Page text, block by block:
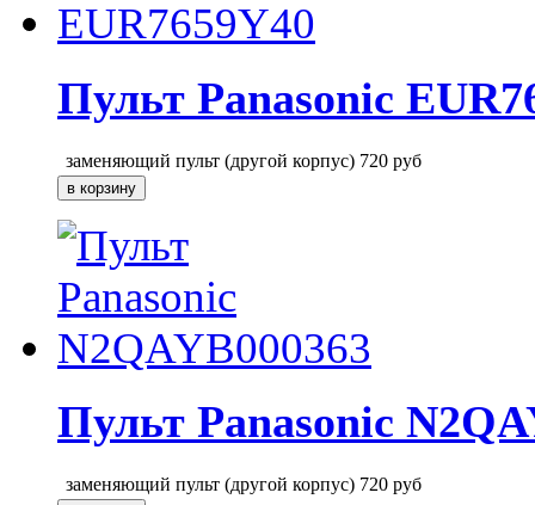
Пульт Panasonic
заменяющий пульт (другой корпус) 720 руб
Пульт Panasonic
заменяющий пульт (другой корпус) 720 руб